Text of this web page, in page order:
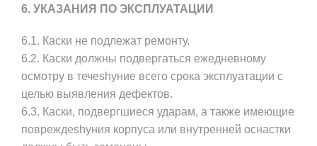
6. УКАЗАНИЯ ПО ЭКСПЛУАТАЦИИ
6.1. Каски не подлежат ремонту.
6.2. Каски должны подвергаться ежедневному
осмотру в течеshyние всего срока эксплуатации с
целью выявления дефектов.
6.3. Каски, подвергшиеся ударам, а также имеющие
повреждеshyния корпуса или внутренней оснастки